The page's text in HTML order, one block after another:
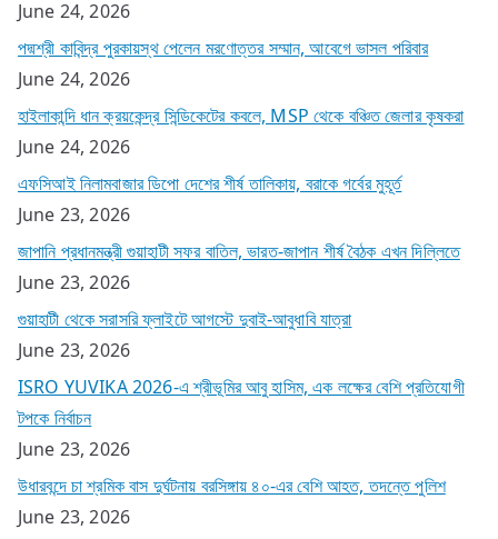
June 24, 2026
পদ্মশ্রী কাবিন্দ্র পুরকায়স্থ পেলেন মরণোত্তর সম্মান, আবেগে ভাসল পরিবার
June 24, 2026
হাইলাকান্দি ধান ক্রয়কেন্দ্র সিন্ডিকেটের কবলে, MSP থেকে বঞ্চিত জেলার কৃষকরা
June 24, 2026
এফসিআই নিলামবাজার ডিপো দেশের শীর্ষ তালিকায়, বরাকে গর্বের মুহূর্ত
June 23, 2026
জাপানি প্রধানমন্ত্রী গুয়াহাটী সফর বাতিল, ভারত-জাপান শীর্ষ বৈঠক এখন দিল্লিতে
June 23, 2026
গুয়াহাটী থেকে সরাসরি ফ্লাইটে আগস্টে দুবাই-আবুধাবি যাত্রা
June 23, 2026
ISRO YUVIKA 2026-এ শ্রীভূমির আবু হাসিম, এক লক্ষের বেশি প্রতিযোগী
টপকে নির্বাচন
June 23, 2026
উধারবন্দে চা শ্রমিক বাস দুর্ঘটনায় বরসিঙ্গায় ৪০-এর বেশি আহত, তদন্তে পুলিশ
June 23, 2026